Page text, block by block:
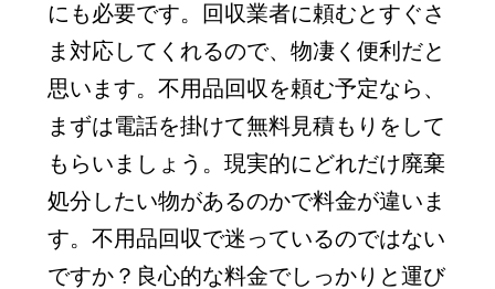
にも必要です。回収業者に頼むとすぐさ
ま対応してくれるので、物凄く便利だと
思います。不用品回収を頼む予定なら、
まずは電話を掛けて無料見積もりをして
もらいましょう。現実的にどれだけ廃棄
処分したい物があるのかで料金が違いま
す。不用品回収で迷っているのではない
ですか？良心的な料金でしっかりと運び